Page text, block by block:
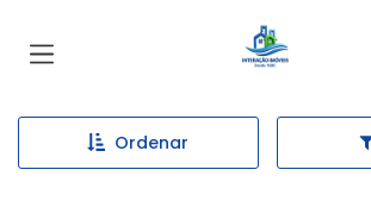
Página inicial
Ordenar